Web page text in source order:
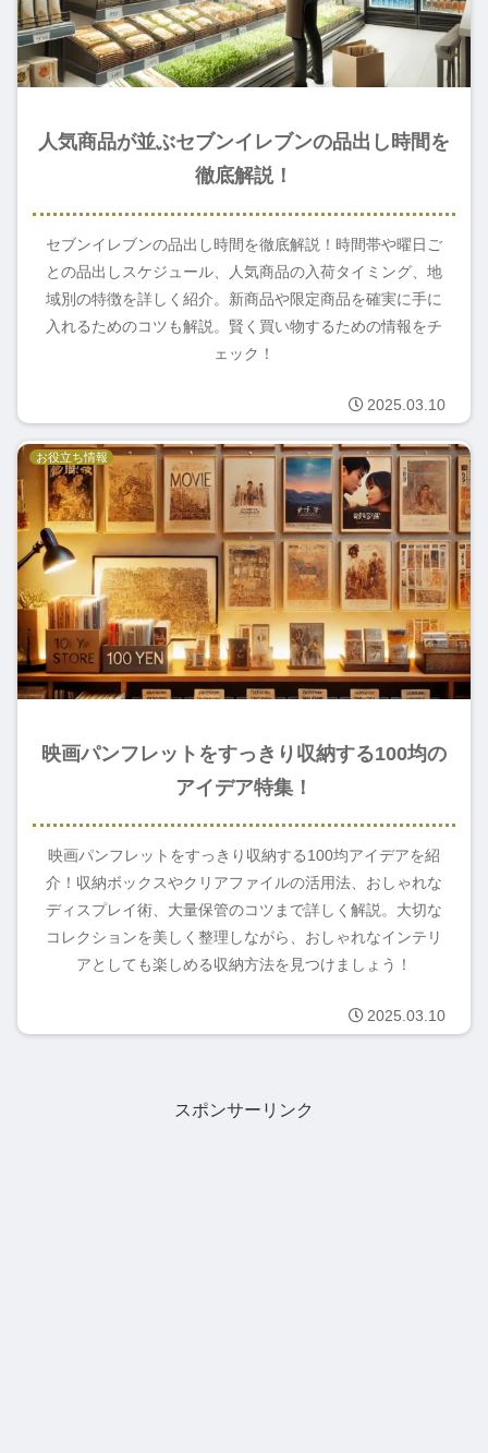
人気商品が並ぶセブンイレブンの品出し時間を
徹底解説！
セブンイレブンの品出し時間を徹底解説！時間帯や曜日ご
との品出しスケジュール、人気商品の入荷タイミング、地
域別の特徴を詳しく紹介。新商品や限定商品を確実に手に
入れるためのコツも解説。賢く買い物するための情報をチ
ェック！
2025.03.10
お役立ち情報
映画パンフレットをすっきり収納する100均の
アイデア特集！
映画パンフレットをすっきり収納する100均アイデアを紹
介！収納ボックスやクリアファイルの活用法、おしゃれな
ディスプレイ術、大量保管のコツまで詳しく解説。大切な
コレクションを美しく整理しながら、おしゃれなインテリ
アとしても楽しめる収納方法を見つけましょう！
2025.03.10
スポンサーリンク